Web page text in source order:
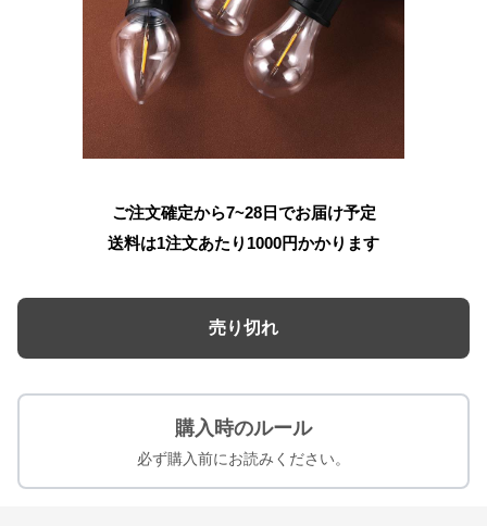
ご注文確定から7~28日でお届け予定
送料は1注文あたり 1000円かかります
売り切れ
購入時のルール
必ず購入前にお読みください。